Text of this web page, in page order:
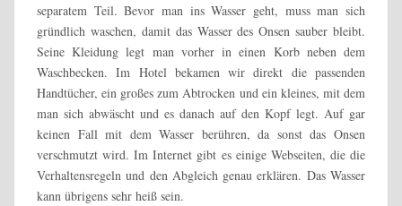
separatem Teil. Bevor man ins Wasser geht, muss man sich
gründlich waschen, damit das Wasser des Onsen sauber bleibt.
Seine Kleidung legt man vorher in einen Korb neben dem
Waschbecken. Im Hotel bekamen wir direkt die passenden
Handtücher, ein großes zum Abtrocken und ein kleines, mit dem
man sich abwäscht und es danach auf den Kopf legt. Auf gar
keinen Fall mit dem Wasser berühren, da sonst das Onsen
verschmutzt wird. Im Internet gibt es einige Webseiten, die die
Verhaltensregeln und den Abgleich genau erklären. Das Wasser
kann übrigens sehr heiß sein.